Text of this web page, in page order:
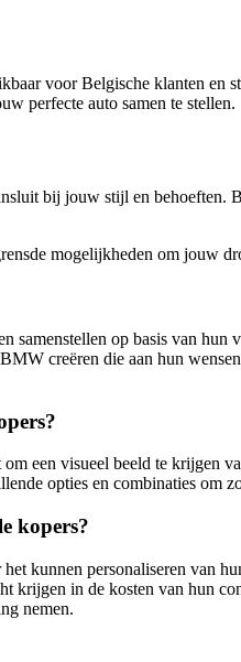
voor Belgische klanten en
perfecte auto samen te stellen.
bij jouw stijl en
mogelijkheden om jouw
op basis van hun
creëren die aan hun
een visueel beeld te krijgen
opties en combinaties om
kopers?
kunnen personaliseren van
krijgen in de kosten van hun
nemen.